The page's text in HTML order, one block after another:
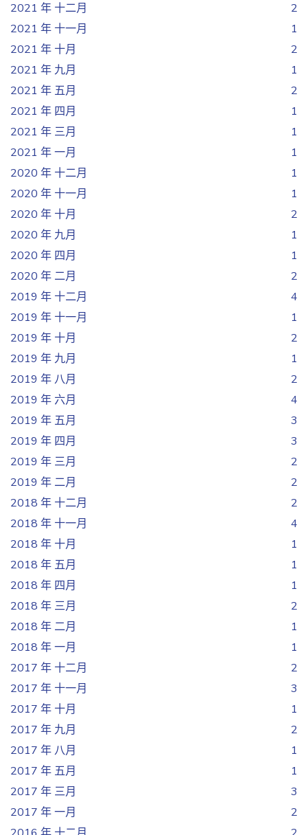
2021 年 十二月
2
2021 年 十一月
1
2021 年 十月
2
2021 年 九月
1
2021 年 五月
2
2021 年 四月
1
2021 年 三月
1
2021 年 一月
1
2020 年 十二月
1
2020 年 十一月
1
2020 年 十月
2
2020 年 九月
1
2020 年 四月
1
2020 年 二月
2
2019 年 十二月
4
2019 年 十一月
1
2019 年 十月
2
2019 年 九月
1
2019 年 八月
2
2019 年 六月
4
2019 年 五月
3
2019 年 四月
3
2019 年 三月
2
2019 年 二月
2
2018 年 十二月
2
2018 年 十一月
4
2018 年 十月
1
2018 年 五月
1
2018 年 四月
1
2018 年 三月
2
2018 年 二月
1
2018 年 一月
1
2017 年 十二月
2
2017 年 十一月
3
2017 年 十月
1
2017 年 九月
2
2017 年 八月
1
2017 年 五月
1
2017 年 三月
3
2017 年 一月
2